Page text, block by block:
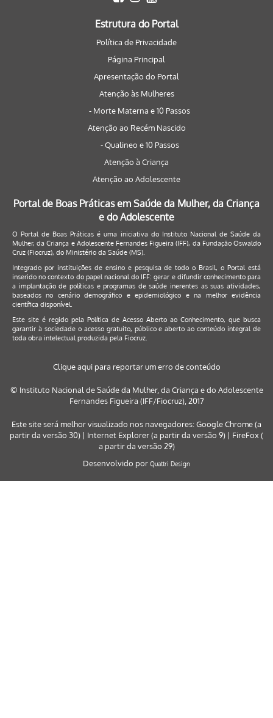
Estrutura do Portal
Política de Privacidade
Página Principal
Apresentação do Portal
Atenção às Mulheres
- Morte Materna e 10 Passos
Atenção ao Recém Nascido
- Qualineo e 10 Passos
Atenção à Criança
Atenção ao Adolescente
Portal de Boas Práticas em Saúde da Mulher, da Criança
e do Adolescente
O Portal de Boas Práticas é uma iniciativa do Instituto Nacional de Saúde da
Mulher, da Criança e Adolescente Fernandes Figueira (IFF), da Fundação Oswaldo
Cruz (Fiocruz), do Ministério da Saúde (MS).
Integrado por instituições de ensino e pesquisa de todo o Brasil, o Portal está
inserido no contexto do papel nacional do IFF: gerar e difundir conhecimento para
a implantação de políticas e programas de saúde inerentes as suas atividades,
baseados no cenário demográfico e epidemiológico e na melhor evidência
científica disponível.
Este site é regido pela Política de Acesso Aberto ao Conhecimento, que busca
garantir à sociedade o acesso gratuito, público e aberto ao conteúdo integral de
toda obra intelectual produzida pela Fiocruz.
Clique aqui para reportar um erro de conteúdo
© Instituto Nacional de Saúde da Mulher, da Criança e do Adolescente
Fernandes Figueira (IFF/Fiocruz), 2017
Este site será melhor visualizado nos navegadores: Google Chrome (a
partir da versão 30) | Internet Explorer (a partir da versão 9) | FireFox (
a partir da versão 29)
Desenvolvido por Quattri Design